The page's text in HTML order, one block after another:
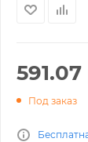
591.07
Под заказ